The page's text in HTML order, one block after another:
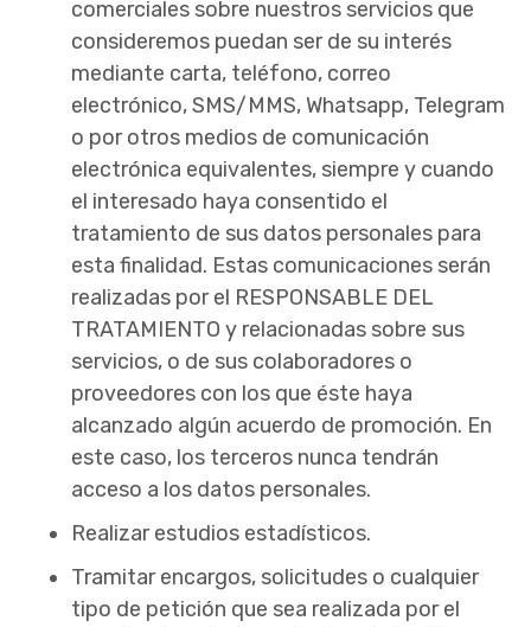
comerciales sobre nuestros servicios que
consideremos puedan ser de su interés
mediante carta, teléfono, correo
electrónico, SMS/MMS, Whatsapp, Telegram
o por otros medios de comunicación
electrónica equivalentes, siempre y cuando
el interesado haya consentido el
tratamiento de sus datos personales para
esta finalidad. Estas comunicaciones serán
realizadas por el RESPONSABLE DEL
TRATAMIENTO y relacionadas sobre sus
servicios, o de sus colaboradores o
proveedores con los que éste haya
alcanzado algún acuerdo de promoción. En
este caso, los terceros nunca tendrán
acceso a los datos personales.
Realizar estudios estadísticos.
Tramitar encargos, solicitudes o cualquier
tipo de petición que sea realizada por el